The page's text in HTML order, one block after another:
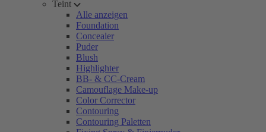
Teint
Alle anzeigen
Foundation
Concealer
Puder
Blush
Highlighter
BB- & CC-Cream
Camouflage Make-up
Color Corrector
Contouring
Contouring Paletten